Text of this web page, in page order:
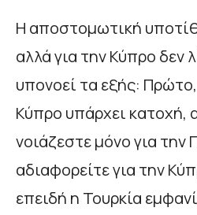
Η αποστομωτική
αλλά για την Κύπρο δεν
υπονοεί τα εξής:
Κύπρο υπάρχει κατοχή,
νοιάζεστε μόνο για την
αδιαφορείτε για την
επειδή η Τουρκία